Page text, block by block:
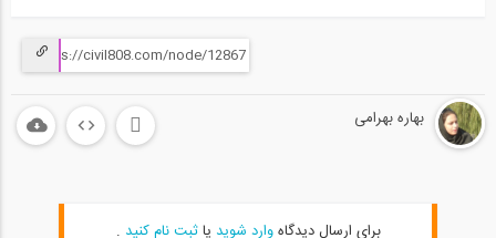
01:33
ترفند و نحوه ترسیم مهاربند بین دو طبقه...
بهاره بهرامی
برای ارسال دیدگاهوارد شوید یاثبت نام کنید .